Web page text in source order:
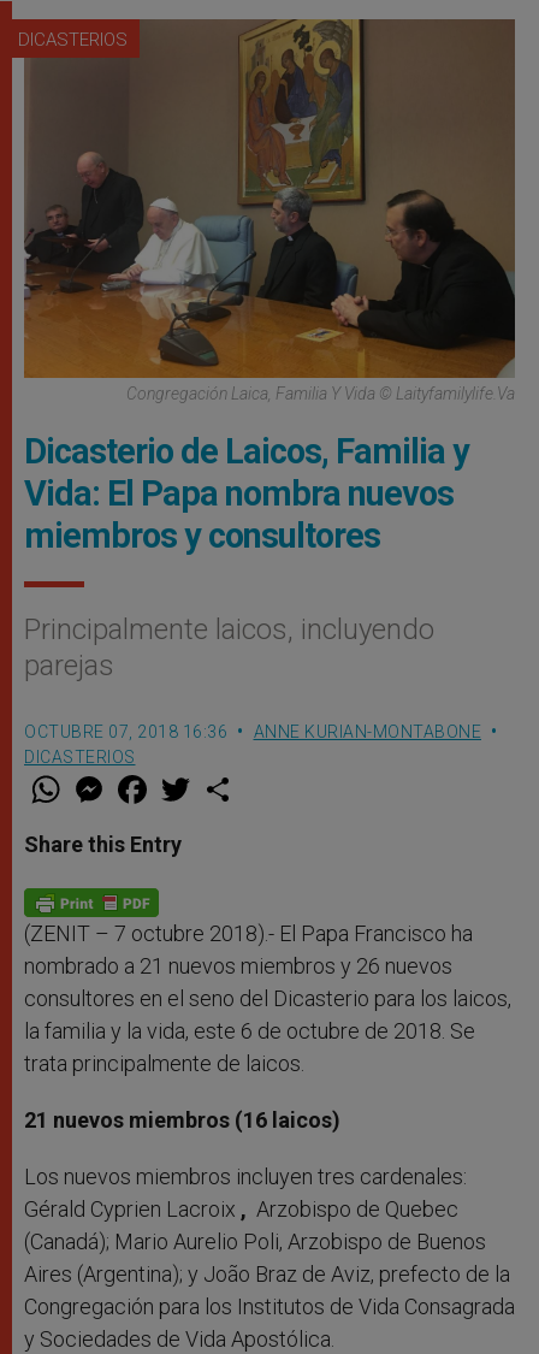
DICASTERIOS
Congregación Laica, Familia Y Vida © Laityfamilylife.Va
Dicasterio de Laicos, Familia y
Vida: El Papa nombra nuevos
miembros y consultores
Principalmente laicos, incluyendo
parejas
OCTUBRE 07, 2018 16:36
ANNE KURIAN-MONTABONE
DICASTERIOS
W
t
s
p
p
M
e
s
e
g
e
r
F
a
e
b
o
k
w
Share this Entry
(ZENIT – 7 octubre 2018).- El Papa Francisco ha
nombrado a 21 nuevos miembros y 26 nuevos
consultores en el seno del Dicasterio para los laicos,
la familia y la vida, este 6 de octubre de 2018. Se
trata principalmente de laicos.
21 nuevos miembros (16 laicos)
Los nuevos miembros incluyen tres cardenales:
Gérald Cyprien Lacroix , Arzobispo de Quebec
(Canadá); Mario Aurelio Poli, Arzobispo de Buenos
Aires (Argentina); y João Braz de Aviz, prefecto de la
Congregación para los Institutos de Vida Consagrada
y Sociedades de Vida Apostólica.